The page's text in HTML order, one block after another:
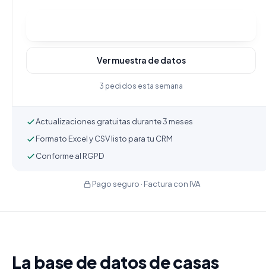
Ver muestra de datos
3 pedidos esta semana
Actualizaciones gratuitas durante 3 meses
Formato Excel y CSV listo para tu CRM
Conforme al RGPD
Pago seguro · Factura con IVA
La base de datos de casas